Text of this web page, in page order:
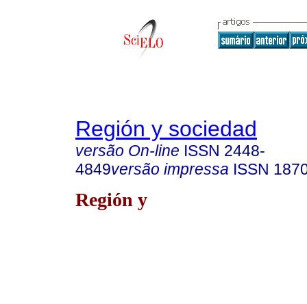
Región y sociedad
versão On-line ISSN 2448-
4849versão impressa ISSN
Región y